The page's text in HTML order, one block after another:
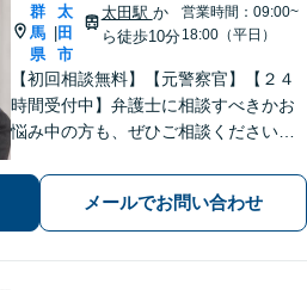
群
馬
県
太
田
市
太田駅 か
ら徒歩10分
営業時間：09:00~
18:00（平日）
【初回相談無料】【元警察官】【２４
時間受付中】弁護士に相談すべきかお
悩み中の方も、ぜひご相談ください
法務など】ご相談者さまに寄り添い、
きめ細やかな対応で、スピーディーに
最良の解決を目指します【土日・夜間
相談可能】。
メールでお問い合わせ